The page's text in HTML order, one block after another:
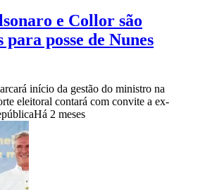
e Collor são
para posse de Nunes
início da gestão do ministro na
eleitoral contará com convite a ex-
Há 2 meses